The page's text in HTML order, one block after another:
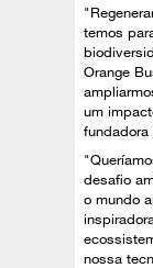
temos
Orange
um
fundadora
desafio
o mundo
nossa